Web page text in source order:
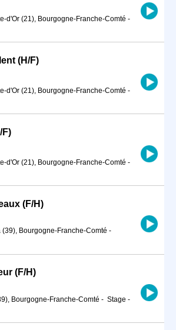
d'Or (21), Bourgogne-Franche-Comté -
(H/F)
d'Or (21), Bourgogne-Franche-Comté -
F)
d'Or (21), Bourgogne-Franche-Comté -
(F/H)
(39), Bourgogne-Franche-Comté -
(F/H)
Bourgogne-Franche-Comté - Stage -